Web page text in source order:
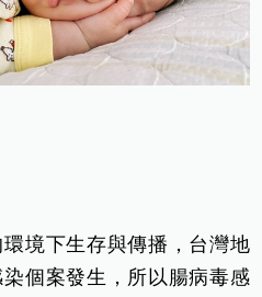
境下生存與傳播，台灣地
個案發生，所以腸病毒感